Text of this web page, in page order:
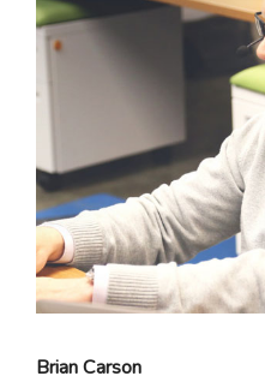
Brian Carson